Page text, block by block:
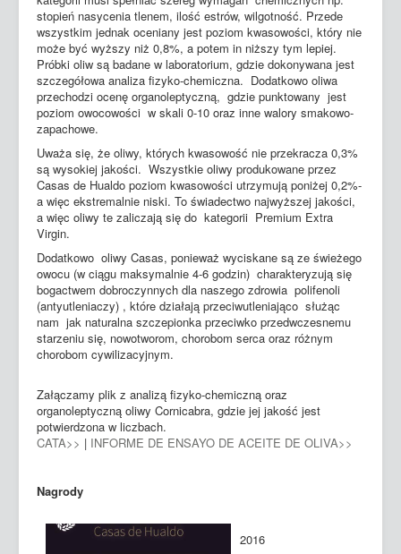
stopień nasycenia tlenem, ilość estrów, wilgotność. Przede
wszystkim jednak oceniany jest poziom kwasowości, który nie
może być wyższy niż 0,8%, a potem in niższy tym lepiej.
Próbki oliw są badane w laboratorium, gdzie dokonywana jest
szczegółowa analiza fizyko-chemiczna. Dodatkowo oliwa
przechodzi ocenę organoleptyczną, gdzie punktowany jest
poziom owocowości w skali 0-10 oraz inne walory smakowo-
zapachowe.
Uważa się, że oliwy, których kwasowość nie przekracza 0,3%
są wysokiej jakości. Wszystkie oliwy produkowane przez
Casas de Hualdo poziom kwasowości utrzymują poniżej 0,2%-
a więc ekstremalnie niski. To świadectwo najwyższej jakości,
a więc oliwy te zaliczają się do kategorii Premium Extra
Virgin.
Dodatkowo oliwy Casas, ponieważ wyciskane są ze świeżego
owocu (w ciągu maksymalnie 4-6 godzin) charakteryzują się
bogactwem dobroczynnych dla naszego zdrowia polifenoli
(antyutleniaczy) , które działają przeciwutleniająco służąc
nam jak naturalna szczepionka przeciwko przedwczesnemu
starzeniu się, nowotworom, chorobom serca oraz różnym
chorobom cywilizacyjnym.
Załączamy plik z analizą fizyko-chemiczną oraz
organoleptyczną oliwy Cornicabra, gdzie jej jakość jest
potwierdzona w liczbach.
CATA>> | INFORME DE ENSAYO DE ACEITE DE OLIVA>>
Nagrody
2016